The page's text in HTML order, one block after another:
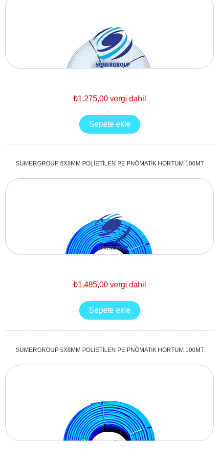
₺1.275,00 vergi dahil
SUMERGROUP 6X8MM POLİETİLEN PE PNÖMATİK HORTUM 100MT
₺1.485,00 vergi dahil
SUMERGROUP 5X8MM POLİETİLEN PE PNÖMATİK HORTUM 100MT